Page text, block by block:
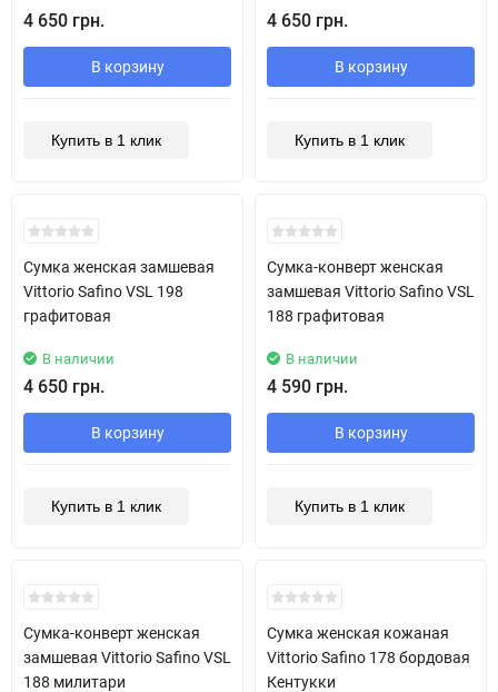
4 650 грн.
В корзину
Купить в 1 клик
4 650 грн.
В корзину
Купить в 1 клик
New!
Сумка женская замшевая
Vittorio Safino VSL 198
графитовая
В наличии
4 650 грн.
В корзину
Купить в 1 клик
New!
Сумка-конверт женская
замшевая Vittorio Safino VSL
188 графитовая
В наличии
4 590 грн.
В корзину
Купить в 1 клик
New!
Сумка-конверт женская
замшевая Vittorio Safino VSL
188 милитари
Сумка женская кожаная
Vittorio Safino 178 бордовая
Кентукки